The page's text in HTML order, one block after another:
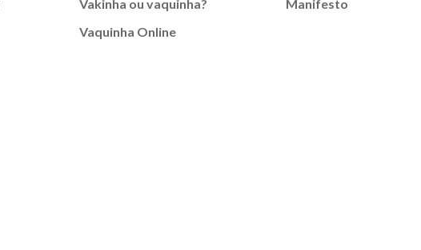
Vakinha ou vaquinha?
Vaquinha Online
Manifesto